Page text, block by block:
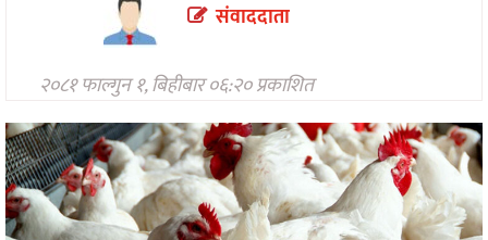
अन्तर्राष्ट्रिय
अन्तरवार्ता/
विचार
थप
संवाददाता
२०८१ फाल्गुन १, बिहीबार ०६:२० प्रकाशित